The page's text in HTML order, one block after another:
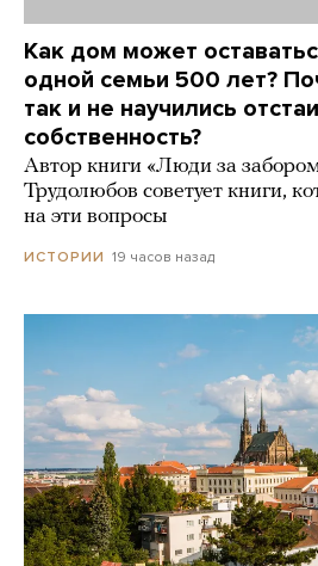
Как дом может
одной семьи 500 лет?
так и не научились
собственность?
Автор книги «Люди за
Трудолюбов советует книги,
на эти вопросы
ИСТОРИИ 19 часов назад